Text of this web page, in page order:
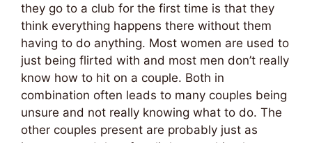
they go to a club for the first time is that they
think everything happens there without them
having to do anything. Most women are used to
just being flirted with and most men don’t really
know how to hit on a couple. Both in
combination often leads to many couples being
unsure and not really knowing what to do. The
other couples present are probably just as